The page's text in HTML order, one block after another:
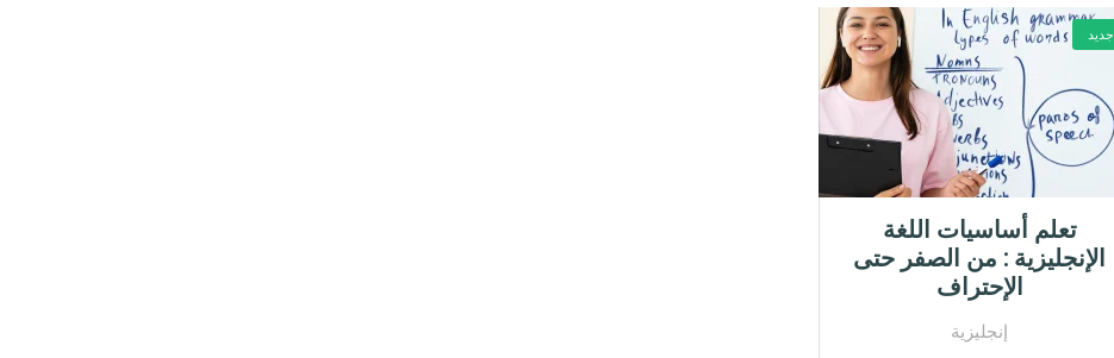
جديد
تعلم أساسيات اللغة
الإنجليزية : من الصفر حتى
الإحتراف
إنجليزية